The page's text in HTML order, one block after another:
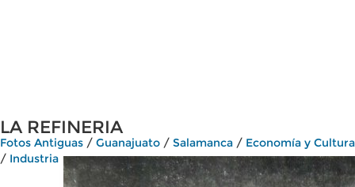
LA REFINERIA
Fotos Antiguas / Guanajuato / Salamanca / Economía y Cultura
/ Industria